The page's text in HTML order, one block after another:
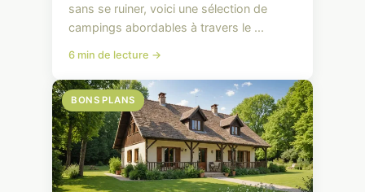
sans se ruiner, voici une sélection de
campings abordables à travers le ...
6 min de lecture →
BONS PLANS